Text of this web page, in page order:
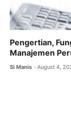
Pengertian,
Manajemen
Si Manis August 4,